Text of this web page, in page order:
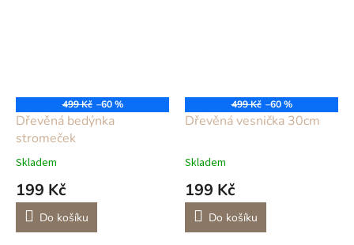
499 Kč –60 %
Dřevěná bedýnka
stromeček
Skladem
199 Kč
Do košíku
499 Kč –60 %
Dřevěná vesnička 30cm
Skladem
199 Kč
Do košíku